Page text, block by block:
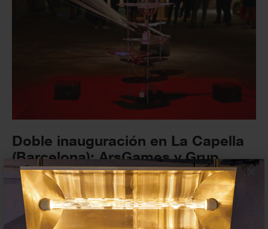
×
Doble inauguración en La Capella
(Barcelona): ArsGames y Grup
d’Estudi
24 OCTUBRE 2025 EXPOSICIONES